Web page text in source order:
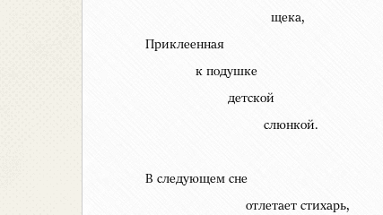
щека,
Приклеенная
к подушке
детской
слюнкой.
В следующем сне
отлетает стихарь,